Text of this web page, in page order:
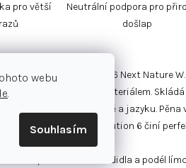
webu
Souhlasím
pro větší
Neutrální podpora pro
došlap
obuv Nike Revolution 6 Next Nature
svrchním materiálem.
kontaktními body na patě a jazyku.
značkou z Revolution 6 činí
na přední části chodidla a podél